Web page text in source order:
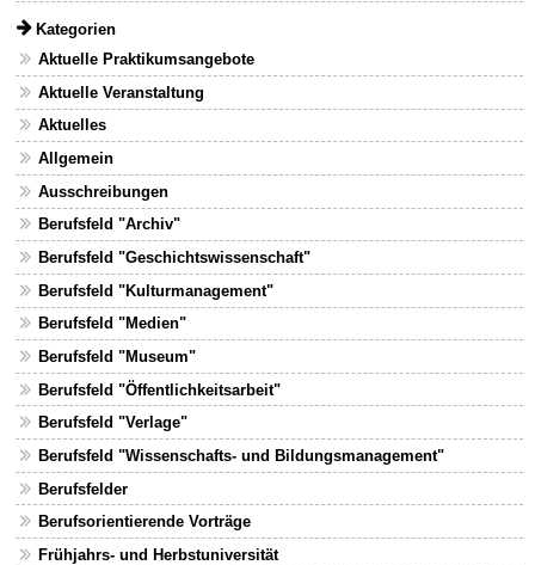
Kategorien
Aktuelle Praktikumsangebote
Aktuelle Veranstaltung
Aktuelles
Allgemein
Ausschreibungen
Berufsfeld "Archiv"
Berufsfeld "Geschichtswissenschaft"
Berufsfeld "Kulturmanagement"
Berufsfeld "Medien"
Berufsfeld "Museum"
Berufsfeld "Öffentlichkeitsarbeit"
Berufsfeld "Verlage"
Berufsfeld "Wissenschafts- und Bildungsmanagement"
Berufsfelder
Berufsorientierende Vorträge
Frühjahrs- und Herbstuniversität